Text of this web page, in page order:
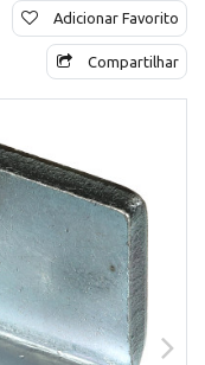
Adicionar Favorito
Compartilhar